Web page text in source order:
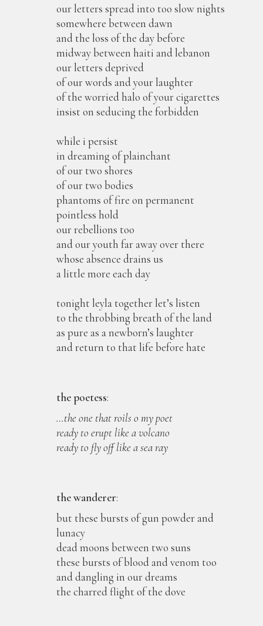
our letters spread into too slow nights
somewhere between dawn
and the loss of the day before
midway between haiti and lebanon
our letters deprived
of our words and your laughter
of the worried halo of your cigarettes
insist on seducing the forbidden
while i persist
in dreaming of plainchant
of our two shores
of our two bodies
phantoms of fire on permanent
pointless hold
our rebellions too
and our youth far away over there
whose absence drains us
a little more each day
tonight leyla together let’s listen
to the throbbing breath of the land
as pure as a newborn’s laughter
and return to that life before hate
the poetess:
…the one that roils o my poet
ready to erupt like a volcano
ready to fly off like a sea ray
the wanderer:
but these bursts of gun powder and
lunacy
dead moons between two suns
these bursts of blood and venom too
and dangling in our dreams
the charred flight of the dove